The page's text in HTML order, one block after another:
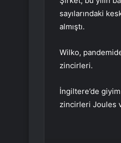
sayılarındaki
almıştı.
Wilko,
zincirleri.
İngiltere’de
zincirleri Joules